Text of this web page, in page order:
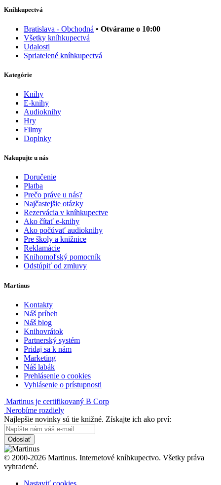
Kníhkupectvá
Bratislava - Obchodná • Otvárame o 10:00
Všetky kníhkupectvá
Udalosti
Spriatelené kníhkupectvá
Kategórie
Knihy
E-knihy
Audioknihy
Hry
Filmy
Doplnky
Nakupujte u nás
Doručenie
Platba
Prečo práve u nás?
Najčastejšie otázky
Rezervácia v kníhkupectve
Ako čítať e-knihy
Ako počúvať audioknihy
Pre školy a knižnice
Reklamácie
Knihomoľský pomocník
Odstúpiť od zmluvy
Martinus
Kontakty
Náš príbeh
Náš blog
Knihovrátok
Partnerský systém
Pridaj sa k nám
Marketing
Náš labák
Prehlásenie o cookies
Vyhlásenie o prístupnosti
Martinus je certifikovaný B Corp
Nerobíme rozdiely
Najlepšie novinky sú tie knižné. Získajte ich ako prví:
Odoslať
© 2000-2026 Martinus. Internetové kníhkupectvo. Všetky práva
vyhradené.
Nastaviť cookies